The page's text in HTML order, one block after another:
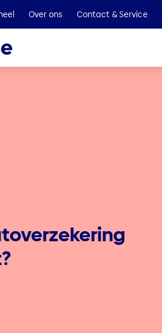
Over ons Contact & Service